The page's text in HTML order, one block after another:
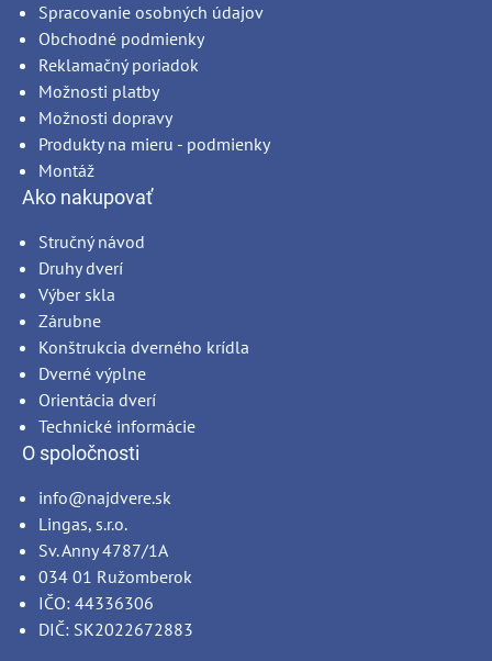
Spracovanie osobných údajov
Obchodné podmienky
Reklamačný poriadok
Možnosti platby
Možnosti dopravy
Produkty na mieru - podmienky
Montáž
Ako nakupovať
Stručný návod
Druhy dverí
Výber skla
Zárubne
Konštrukcia dverného krídla
Dverné výplne
Orientácia dverí
Technické informácie
O spoločnosti
info@najdvere.sk
Lingas, s.r.o.
Sv. Anny 4787/1A
034 01 Ružomberok
IČO: 44336306
DIČ: SK2022672883